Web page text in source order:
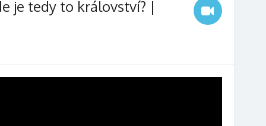
je tedy to království? |